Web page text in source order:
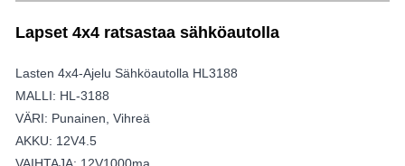
Lapset 4x4 ratsastaa sähköautolla
Lasten 4x4-Ajelu Sähköautolla HL3188
MALLI: HL-3188
VÄRI: Punainen, Vihreä
AKKU: 12V4.5